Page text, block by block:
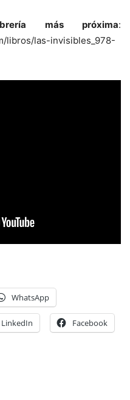
más próxima:
libros/las-invisibles_978-
WhatsApp
LinkedIn Facebook